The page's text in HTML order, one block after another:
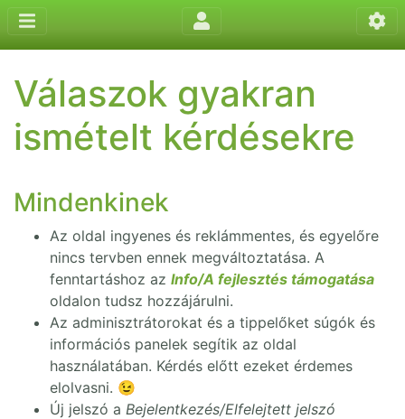
Válaszok gyakran
ismételt kérdésekre
Mindenkinek
Az oldal ingyenes és reklámmentes, és egyelőre
nincs tervben ennek megváltoztatása. A
fenntartáshoz az Info/A fejlesztés támogatása
oldalon tudsz hozzájárulni.
Az adminisztrátorokat és a tippelőket súgók és
információs panelek segítik az oldal
használatában. Kérdés előtt ezeket érdemes
elolvasni. 😉
Új jelszó a Bejelentkezés/Elfelejtett jelszó